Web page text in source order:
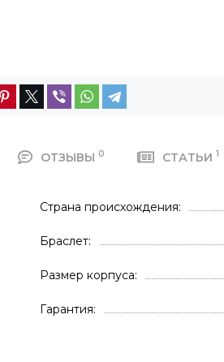
ОТЗЫВЫ 0 СТАТЬИ 1
Страна происхождения
Браслет
Размер корпуса
Гарантия